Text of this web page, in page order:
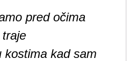
pred očima
kostima kad sam